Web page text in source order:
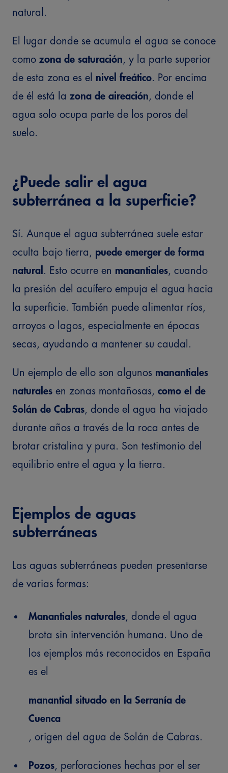
natural.
El lugar donde se acumula el agua se conoce
como zona de saturación, y la parte superior
de esta zona es el nivel freático. Por encima
de él está la zona de aireación, donde el
agua solo ocupa parte de los poros del
suelo.
¿Puede salir el agua
subterránea a la superficie?
Sí. Aunque el agua subterránea suele estar
oculta bajo tierra, puede emerger de forma
natural . Esto ocurre en manantiales, cuando
la presión del acuífero empuja el agua hacia
la superficie. También puede alimentar ríos,
arroyos o lagos, especialmente en épocas
secas, ayudando a mantener su caudal.
Un ejemplo de ello son algunos manantiales
naturales en zonas montañosas, como el de
Solán de Cabras, donde el agua ha viajado
durante años a través de la roca antes de
brotar cristalina y pura. Son testimonio del
equilibrio entre el agua y la tierra.
Ejemplos de aguas
subterráneas
Las aguas subterráneas pueden presentarse
de varias formas:
Manantiales naturales, donde el agua
brota sin intervención humana. Uno de
los ejemplos más reconocidos en España
es el
manantial situado en la Serranía de
Cuenca
, origen del agua de Solán de Cabras.
Pozos, perforaciones hechas por el ser